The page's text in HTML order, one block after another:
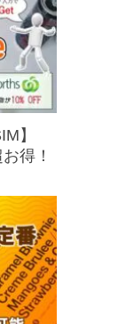
】
得！